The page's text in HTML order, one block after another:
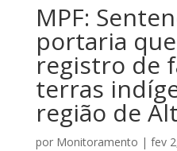
MPF:
portaria
registro de
terras
região de
por Monitoramento | fev